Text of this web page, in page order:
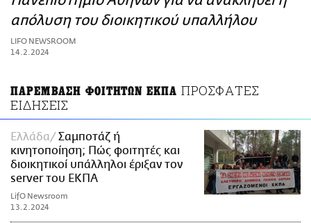
ΑΜΠΑ
PRINT
απόλυση του διοικητικού υπαλλήλου
LIFO NEWSROOM
14.2.2024
ΠΑΡΕΜΒΑΣΗ ΦΟΙΤΗΤΩΝ ΕΚΠΑ ΠΡΟΣΦΑΤΕΣ
ΕΙΔΗΣΕΙΣ
Ελλάδα
Σαμποτάζ ή
κινητοποίηση; Πώς φοιτητές και
διοικητικοί υπάλληλοι έριξαν τον
server του ΕΚΠΑ
LifO Newsroom
13.2.2024